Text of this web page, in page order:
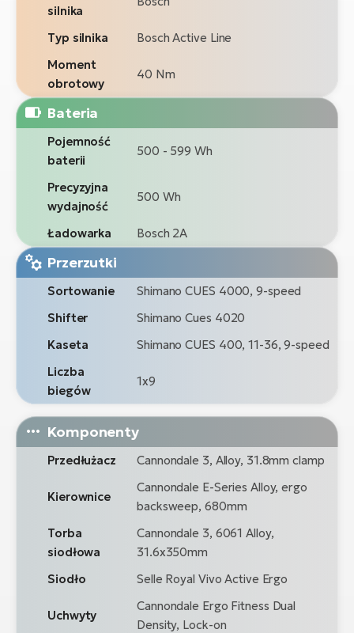
silnika
Typ silnika
Bosch Active Line
Moment
obrotowy
40 Nm
Bateria
Pojemność
baterii
500 - 599 Wh
Precyzyjna
wydajność
500 Wh
Ładowarka Bosch 2A
Przerzutki
Sortowanie
Shimano CUES 4000, 9-speed
Shifter
Shimano Cues 4020
Kaseta
Shimano CUES 400, 11-36, 9-speed
Liczba
biegów
1x9
Komponenty
Przedłużacz Cannondale 3, Alloy, 31.8mm clamp
Kierownice
Cannondale E-Series Alloy, ergo
backsweep, 680mm
Torba
siodłowa
Cannondale 3, 6061 Alloy,
31.6x350mm
Siodło
Selle Royal Vivo Active Ergo
Uchwyty
Cannondale Ergo Fitness Dual
Density, Lock-on